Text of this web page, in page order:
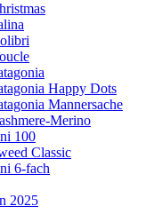
Happy Dots
Mannersache
Merino
100
Classic
6-fach
2025